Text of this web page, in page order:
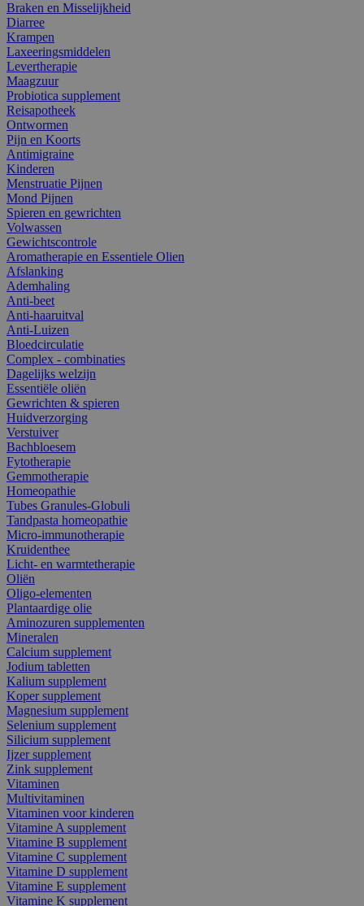
Braken en Misselijkheid
Diarree
Krampen
Laxeeringsmiddelen
Levertherapie
Maagzuur
Probiotica supplement
Reisapotheek
Ontwormen
Pijn en Koorts
Antimigraine
Kinderen
Menstruatie Pijnen
Mond Pijnen
Spieren en gewrichten
Volwassen
Gewichtscontrole
Aromatherapie en Essentiele Olien
Afslanking
Ademhaling
Anti-beet
Anti-haaruitval
Anti-Luizen
Bloedcirculatie
Complex - combinaties
Dagelijks welzijn
Essentiële oliën
Gewrichten & spieren
Huidverzorging
Verstuiver
Bachbloesem
Fytotherapie
Gemmotherapie
Homeopathie
Tubes Granules-Globuli
Tandpasta homeopathie
Micro-immunotherapie
Kruidenthee
Licht- en warmtetherapie
Oliën
Oligo-elementen
Plantaardige olie
Aminozuren supplementen
Mineralen
Calcium supplement
Jodium tabletten
Kalium supplement
Koper supplement
Magnesium supplement
Selenium supplement
Silicium supplement
Ijzer supplement
Zink supplement
Vitaminen
Multivitaminen
Vitaminen voor kinderen
Vitamine A supplement
Vitamine B supplement
Vitamine C supplement
Vitamine D supplement
Vitamine E supplement
Vitamine K supplement